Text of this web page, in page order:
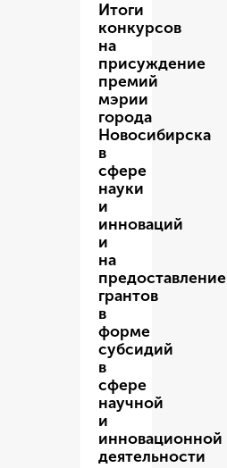
Итоги
конкурсов
на
присуждение
премий
мэрии
города
Новосибирска
в
сфере
науки
и
инноваций
и
на
предоставление
грантов
в
форме
субсидий
в
сфере
научной
и
инновационной
деятельности